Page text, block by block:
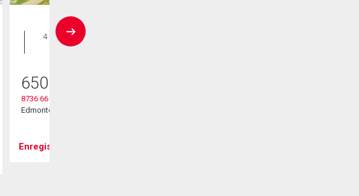
Maison
4 CAC , 3
SDB
650 000
8736 66 Avenue Nw
Edmonton, AB
Enregistrer